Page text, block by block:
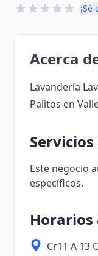
Acerca
Lavandería
Palitos en
Este negocio
específicos.
Horarios
Cr11 A 13